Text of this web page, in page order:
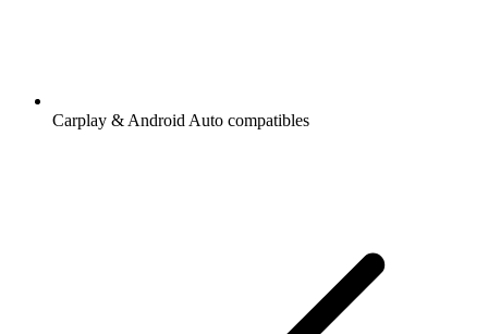
Carplay & Android Auto compatibles